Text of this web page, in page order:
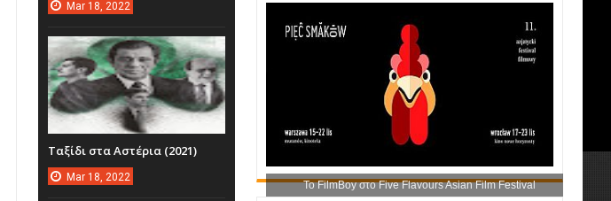
Το FilmBoy στο Five Flavours Asian Film Festival
Mar 18, 2022
Ταξίδι στα Αστέρια (2021)
Mar 18, 2022